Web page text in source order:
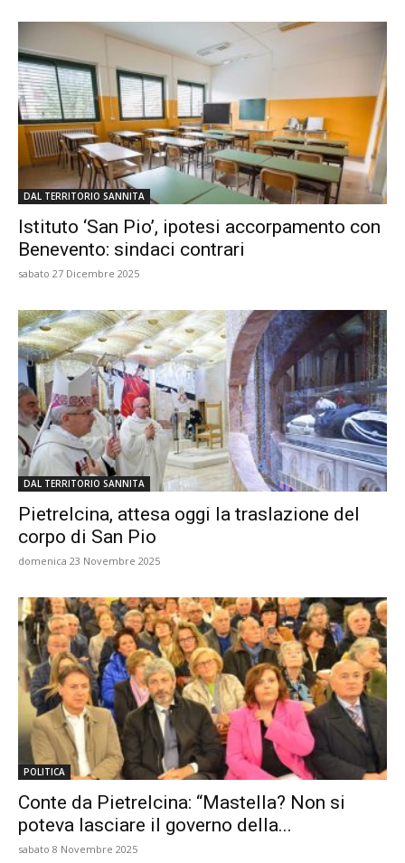
DAL TERRITORIO SANNITA
Istituto ‘San Pio’, ipotesi accorpamento con
Benevento: sindaci contrari
sabato 27 Dicembre 2025
DAL TERRITORIO SANNITA
Pietrelcina, attesa oggi la traslazione del
corpo di San Pio
domenica 23 Novembre 2025
POLITICA
Conte da Pietrelcina: “Mastella? Non si
poteva lasciare il governo della...
sabato 8 Novembre 2025